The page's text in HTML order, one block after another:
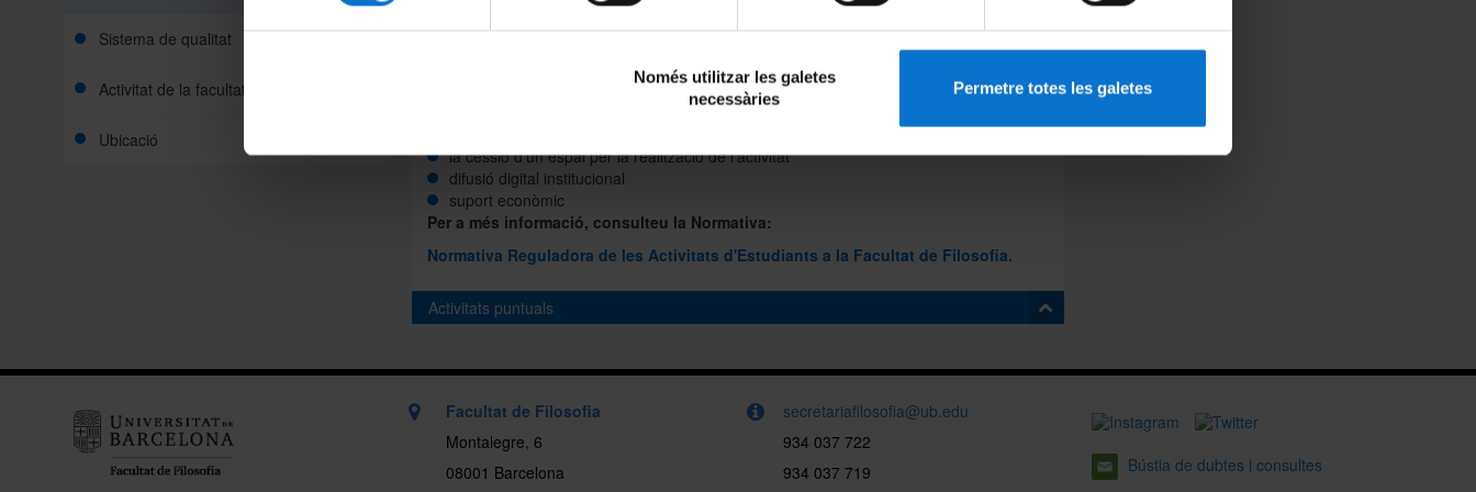
Només utilitzar les galetes
necessàries
Permetre totes les galetes
Sistema de qualitat
Activitat de la facultat
Ubicació
Aquestes iniciatives seran susceptibles de rebre els següents tipus d'ajut:
la cessió d'un espai per la realització de l'activitat
difusió digital institucional
suport econòmic
Per a més informació, consulteu la Normativa:
Normativa Reguladora de les Activitats d'Estudiants a la Facultat de Filosofia.
Activitats puntuals
que organitzen els col·lectius d'estudiants a la Facultat, no deixis de
consultarl'actualitat de la facultat.
Facultat de Filosofia
Montalegre, 6
08001 Barcelona
secretariafilosofia@ub.edu
934 037 722
934 037 719
Bústia de dubtes i consultes